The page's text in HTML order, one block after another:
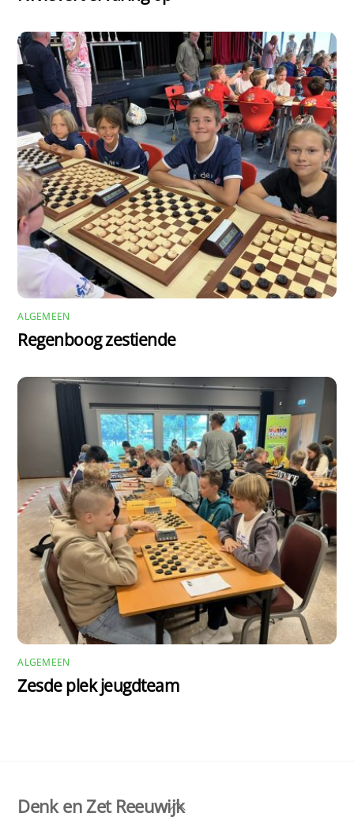
ALGEMEEN
Regenboog zestiende
ALGEMEEN
Zesde plek jeugdteam
Back
Denk en Zet Reeuwijk